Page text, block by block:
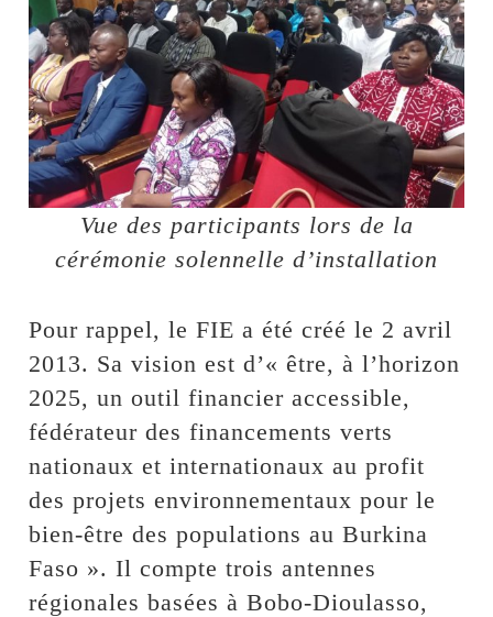
Vue des participants lors de la
cérémonie solennelle d’installation
Pour rappel, le FIE a été créé le 2 avril
2013. Sa vision est d’« être, à l’horizon
2025, un outil financier accessible,
fédérateur des financements verts
nationaux et internationaux au profit
des projets environnementaux pour le
bien-être des populations au Burkina
Faso ». Il compte trois antennes
régionales basées à Bobo-Dioulasso,